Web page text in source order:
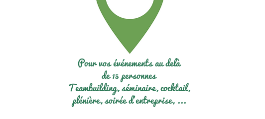
Pour vos événements au delà
de 15 personnes
Teambuilding, séminaire, cocktail,
plénière, soirée d'entreprise, ...